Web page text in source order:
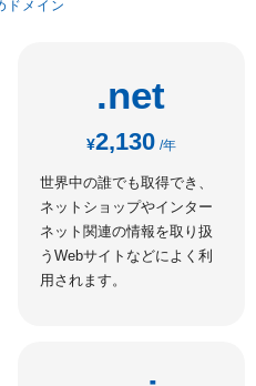
ドメイン
.net
¥2,130 /年
世界中の誰でも取得でき、
ネットショップやインター
ネット関連の情報を取り扱
うWebサイトなどによく利
用されます。